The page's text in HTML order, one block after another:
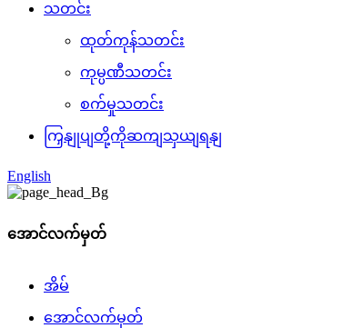
သတင်း
ထုတ်ကုန်သတင်း
ကုမ္ပဏီသတင်း
စက်မှုသတင်း
ကြှနျုပျတို့ကိုဆကျသှယျရနျ
English
အောင်လက်မှတ်
အိမ်
အောင်လက်မှတ်